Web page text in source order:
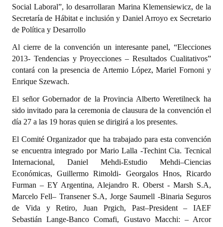
Huéspedes de Honor - Registro
Antiguos Pobladores - Registro
Reconocimientos - Registro
Bariloche, Municipio intercultural
Entrega de distinciones
REFORMA DE LA CARTA ORGÁNICA
Social Laboral”, lo desarrollaran Marina Klemensiewicz, de la
Secretaría de Hábitat e inclusión y Daniel Arroyo ex Secretario
de Política y Desarrollo
Al cierre de la convención un interesante panel, “Elecciones
2013- Tendencias y Proyecciones – Resultados Cualitativos”
contará con la presencia de Artemio López, Mariel Fornoni y
Enrique Szewach.
El señor Gobernador de la Provincia Alberto Weretilneck ha
sido invitado para la ceremonia de clausura de la convención el
día 27 a las 19 horas quien se dirigirá a los presentes.
El Comité Organizador que ha trabajado para esta convención
se encuentra integrado por Mario Lalla -Techint Cia. Tecnical
Internacional, Daniel Mehdi-Estudio Mehdi–Ciencias
Económicas, Guillermo Rimoldi- Georgalos Hnos, Ricardo
Furman – EY Argentina, Alejandro R. Oberst - Marsh S.A,
Marcelo Fell– Transener S.A, Jorge Saumell -Binaria Seguros
de Vida y Retiro, Juan Prgich, Past–President – IAEF
Sebastián Lange-Banco Comafi, Gustavo Macchi: – Arcor